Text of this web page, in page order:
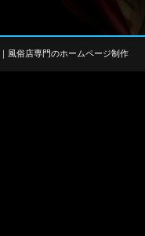
風俗店専門のホームページ制作